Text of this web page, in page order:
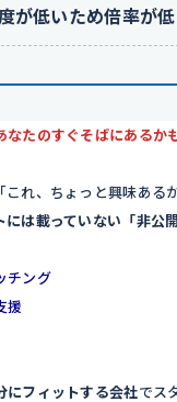
が低いため倍率が
なたのすぐそばにあるか
れ、ちょっと興味ある
には載っていない「非公
チング
援
にフィットする会社でス